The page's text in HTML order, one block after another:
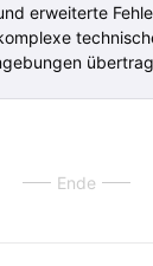
erweiterte
Ende